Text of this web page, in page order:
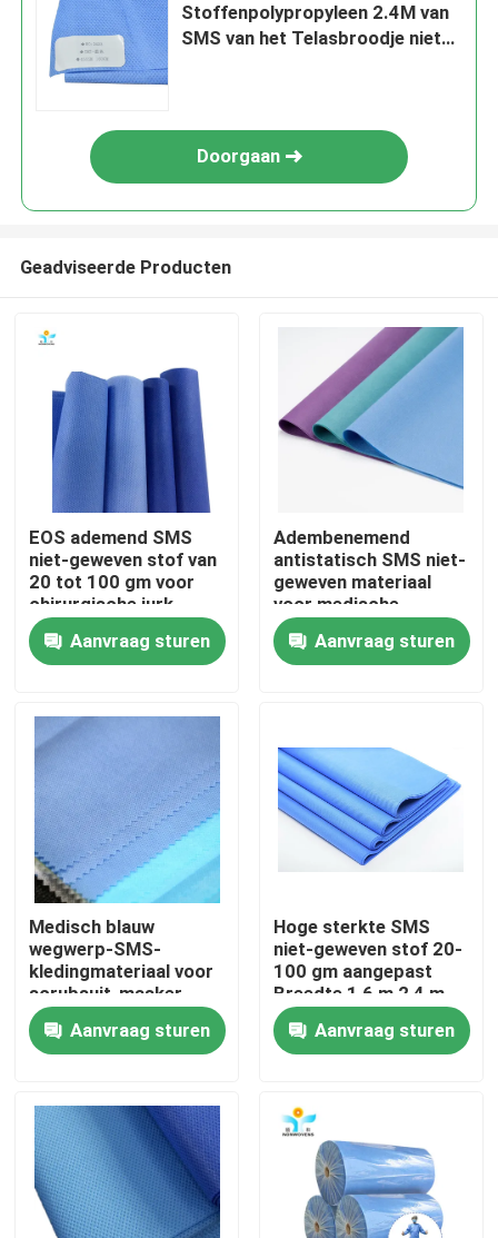
Huis
Producten
Ongeveer ons
Fabrieksreis
Kwaliteitscontrole
Contacteer ons
Verzoek om een Citaat
Beschikbare Beschermende Kostuums
Beschikbaar Beschermend Overtrek
Stoffenpolypropyleen 2.4M van
SMS van het Telasbroodje niet
Doorgaan
Geadviseerde Producten
EOS ademend SMS
niet-geweven stof van
20 tot 100 gm voor
chirurgische jurk
Aanvraag sturen
Adembenemend
antistatisch SMS niet-
geweven materiaal
voor medische
toepassingen
Aanvraag sturen
Medisch blauw
wegwerp-SMS-
kledingmateriaal voor
scrubsuit-masker
Aanvraag sturen
Hoge sterkte SMS
niet-geweven stof 20-
100 gm aangepast
Breedte 1,6 m 2,4 m
3,2 m
Aanvraag sturen